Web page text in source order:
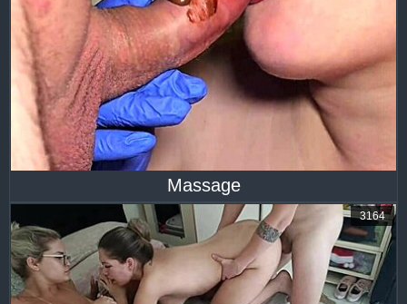
Massage
3164